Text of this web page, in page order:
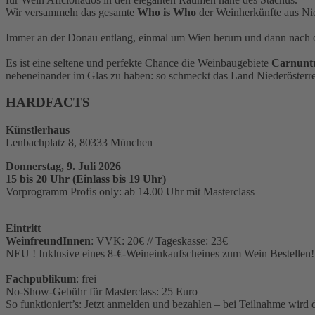
Wir versammeln das gesamte Who is Who der Weinherkünfte aus
Immer an der Donau entlang, einmal um Wien herum und dann
Es ist eine seltene und perfekte Chance die Weinbaugebiete
nebeneinander im Glas zu haben: so schmeckt das Land
HARDFACTS
Künstlerhaus
Lenbachplatz 8, 80333 München
Donnerstag, 9. Juli 2026
15 bis 20 Uhr (Einlass bis 19 Uhr)
Vorprogramm Profis only: ab 14.00 Uhr mit Masterclass
Eintritt
WeinfreundInnen: VVK: 20€ // Tageskasse: 23€
NEU ! Inklusive eines 8-€-Weineinkaufscheines zum Wein Bestellen!
Fachpublikum: frei
No-Show-Gebühr für Masterclass: 25 Euro
So funktioniert’s: Jetzt anmelden und bezahlen – bei Teilnahme wird